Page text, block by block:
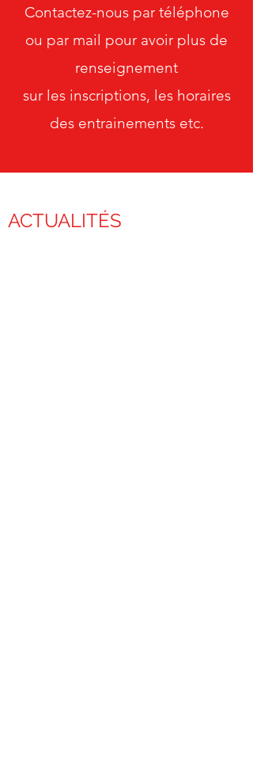
Contactez-nous par téléphone
ou par mail pour avoir plus de
renseignement
sur les inscriptions, les horaires
des entrainements etc.
ACTUALITÉS